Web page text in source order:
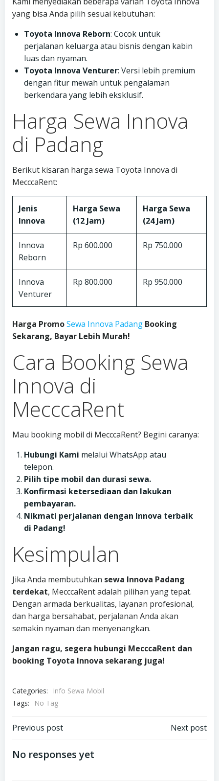
yang bisa Anda pilih sesuai kebutuhan:
Toyota Innova Reborn: Cocok untuk
perjalanan keluarga atau bisnis dengan kabin
luas dan nyaman.
Toyota Innova Venturer: Versi lebih premium
dengan fitur mewah untuk pengalaman
berkendara yang lebih eksklusif.
Harga Sewa Innova
di Padang
Berikut kisaran harga sewa Toyota Innova di
MecccaRent:
Jenis
Innova
Harga Sewa
(12 Jam)
Harga Sewa
(24 Jam)
Innova
Reborn
Rp 600.000 Rp 750.000
Innova
Venturer
Rp 800.000 Rp 950.000
Harga PromoSewa Innova Padang Booking
Sekarang, Bayar Lebih Murah!
Cara Booking Sewa
Innova di
MecccaRent
Mau booking mobil di MecccaRent? Begini caranya:
Hubungi Kami melalui WhatsApp atau
telepon.
Pilih tipe mobil dan durasi sewa.
Konfirmasi ketersediaan dan lakukan
pembayaran.
Nikmati perjalanan dengan Innova terbaik
di Padang!
Kesimpulan
Jika Anda membutuhkan sewa Innova Padang
terdekat, MecccaRent adalah pilihan yang tepat.
Dengan armada berkualitas, layanan profesional,
dan harga bersahabat, perjalanan Anda akan
semakin nyaman dan menyenangkan.
Jangan ragu, segera hubungi MecccaRent dan
booking Toyota Innova sekarang juga!
Categories:
Info Sewa Mobil
Tags:
No Tag
Post
navigation
Previous post Next post
No responses yet